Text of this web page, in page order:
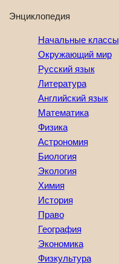
Энциклопедия
Начальные классы
Окружающий мир
Русский язык
Литература
Английский язык
Математика
Физика
Астрономия
Биология
Экология
Химия
История
Право
География
Экономика
Физкультура